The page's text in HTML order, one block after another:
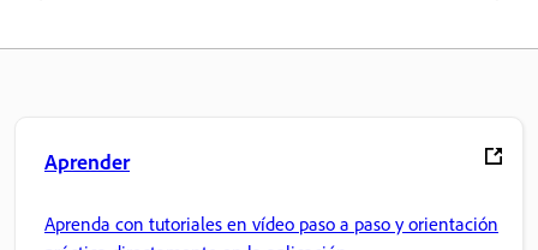
Aprender
Aprenda con tutoriales en vídeo paso a paso y orientación